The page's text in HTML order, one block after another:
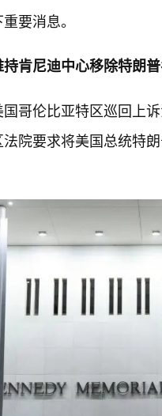
要消息。
肯尼迪中心移除特朗
哥伦比亚特区巡回上
法院要求将美国总统特